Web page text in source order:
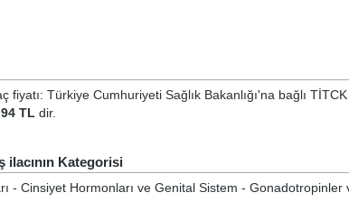
fiyatı: Türkiye Cumhuriyeti Sağlık Bakanlığı'na bağlı
TL dir.
ilacının Kategorisi
- Cinsiyet Hormonları ve Genital Sistem - Gonadotropinler